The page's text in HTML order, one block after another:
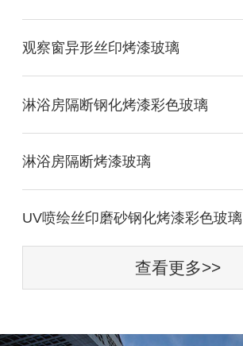
观察窗异形丝印烤漆玻璃
淋浴房隔断钢化烤漆彩色玻璃
淋浴房隔断烤漆玻璃
UV喷绘丝印磨砂钢化烤漆彩色玻璃
查看更多>>